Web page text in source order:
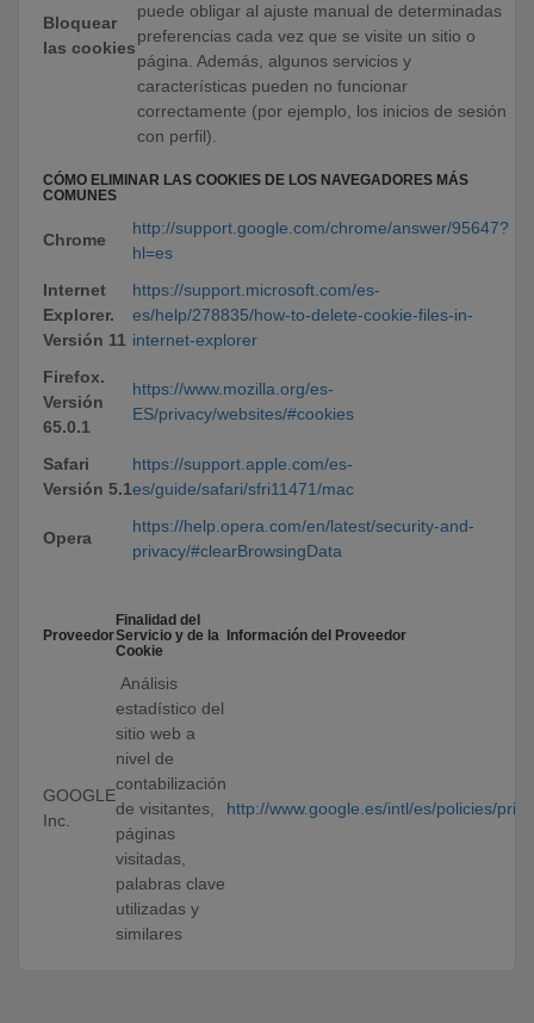
Bloquear
las cookies
puede obligar al ajuste manual de determinadas
preferencias cada vez que se visite un sitio o
página. Además, algunos servicios y
características pueden no funcionar
correctamente (por ejemplo, los inicios de sesión
con perfil).
CÓMO ELIMINAR LAS COOKIES DE LOS NAVEGADORES MÁS
COMUNES
Chrome
http://support.google.com/chrome/answer/95647?
hl=es
Internet
Explorer.
Versión 11
https://support.microsoft.com/es-
es/help/278835/how-to-delete-cookie-files-in-
internet-explorer
Firefox.
Versión
65.0.1
https://www.mozilla.org/es-
ES/privacy/websites/#cookies
Safari
Versión 5.1
https://support.apple.com/es-
es/guide/safari/sfri11471/mac
Opera
https://help.opera.com/en/latest/security-and-
privacy/#clearBrowsingData
Proveedor
Finalidad del
Servicio y de la
Cookie
Información del Proveedor
GOOGLE
Inc.
Análisis
estadístico del
sitio web a
nivel de
contabilización
de visitantes,
páginas
visitadas,
palabras clave
utilizadas y
similares
http://www.google.es/intl/es/policies/